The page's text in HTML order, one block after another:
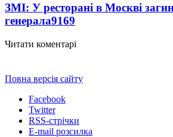
ЗМІ: У ресторані в Москві
генерала9169
Читати коментарі
Повна версія сайту
Facebook
Twitter
RSS-стрічки
E-mail розсилка